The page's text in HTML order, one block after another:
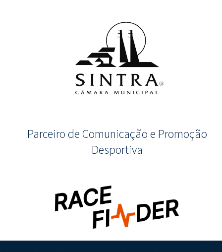
Parceiro de Comunicação e Promoção
Desportiva